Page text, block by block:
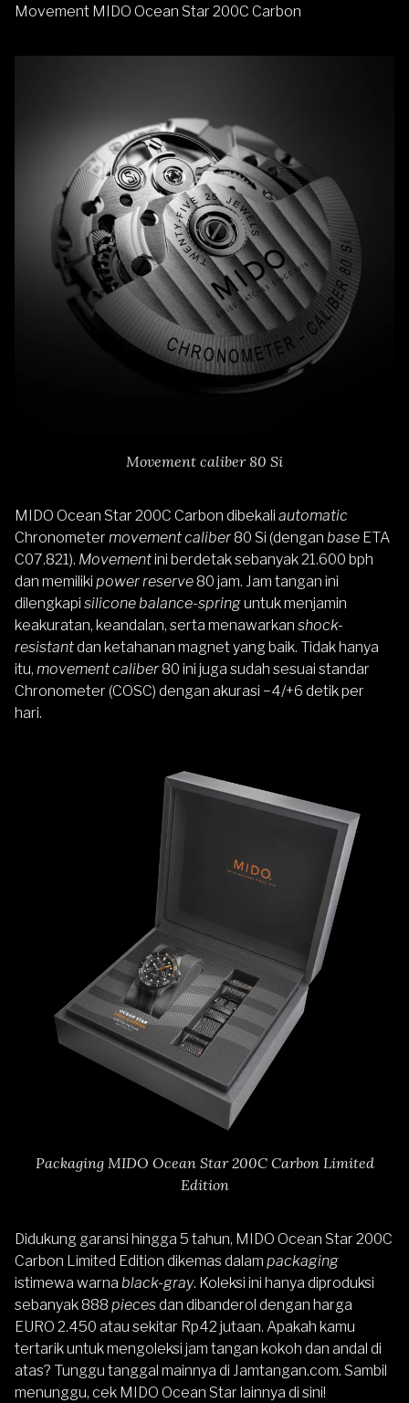
Movement MIDO Ocean Star 200C Carbon
Movement caliber 80 Si
MIDO Ocean Star 200C Carbon dibekali automatic
Chronometer movement caliber80 Si (dengan base ETA
C07.821). Movementini berdetak sebanyak 21.600 bph
dan memiliki power reserve80 jam. Jam tangan ini
dilengkapi silicone balance-springuntuk menjamin
keakuratan, keandalan, serta menawarkan shock-
resistantdan ketahanan magnet yang baik. Tidak hanya
itu, movement caliber80 ini juga sudah sesuai standar
Chronometer (COSC) dengan akurasi −4/+6 detik per
hari.
Packaging MIDO Ocean Star 200C Carbon Limited
Edition
Didukung garansi hingga 5 tahun, MIDO Ocean Star 200C
Carbon Limited Edition dikemas dalam packaging
istimewa warna black-gray. Koleksi ini hanya diproduksi
sebanyak 888 piecesdan dibanderol dengan harga
EURO 2.450 atau sekitar Rp42 jutaan. Apakah kamu
tertarik untuk mengoleksi jam tangan kokoh dan andal di
atas? Tunggu tanggal mainnya di Jamtangan.com. Sambil
menunggu, cek MIDO Ocean Star lainnya di sini!